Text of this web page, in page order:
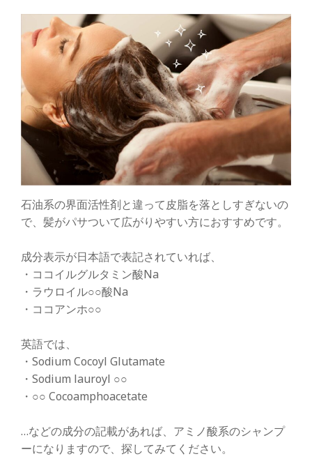
石油系の界面活性剤と違って皮脂を落としすぎないの
で、髪がパサついて広がりやすい方におすすめです。
成分表示が日本語で表記されていれば、
・ココイルグルタミン酸Na
・ラウロイル○○酸Na
・ココアンホ○○
英語では、
・Sodium Cocoyl Glutamate
・Sodium lauroyl ○○
・○○ Cocoamphoacetate
…などの成分の記載があれば、アミノ酸系のシャンプ
ーになりますので、探してみてください。